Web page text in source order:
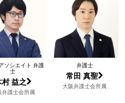
ソシエイト 弁護
士
村 益之
弁護士会所属
弁護士
常田 真聖
大阪弁護士会所属